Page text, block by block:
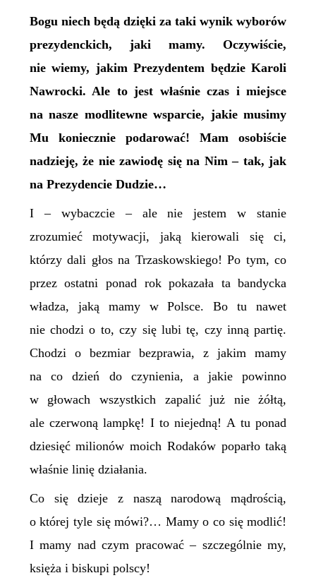
Bogu niech będą dzięki za taki wynik wyborów
prezydenckich, jaki mamy. Oczywiście,
nie wiemy, jakim Prezydentem będzie Karoli
Nawrocki. Ale to jest właśnie czas i miejsce
na nasze modlitewne wsparcie, jakie musimy
Mu koniecznie podarować! Mam osobiście
nadzieję, że nie zawiodę się na Nim – tak, jak
na Prezydencie Dudzie…
I – wybaczcie – ale nie jestem w stanie
zrozumieć motywacji, jaką kierowali się ci,
którzy dali głos na Trzaskowskiego! Po tym, co
przez ostatni ponad rok pokazała ta bandycka
władza, jaką mamy w Polsce. Bo tu nawet
nie chodzi o to, czy się lubi tę, czy inną partię.
Chodzi o bezmiar bezprawia, z jakim mamy
na co dzień do czynienia, a jakie powinno
w głowach wszystkich zapalić już nie żółtą,
ale czerwoną lampkę! I to niejedną! A tu ponad
dziesięć milionów moich Rodaków poparło taką
właśnie linię działania.
Co się dzieje z naszą narodową mądrością,
o której tyle się mówi?… Mamy o co się modlić!
I mamy nad czym pracować – szczególnie my,
księża i biskupi polscy!